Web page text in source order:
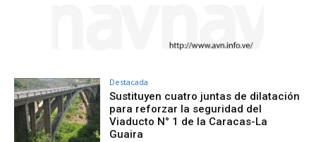
Destacada
Sustituyen cuatro juntas de dilatación
para reforzar la seguridad del
Viaducto N° 1 de la Caracas-La
Guaira